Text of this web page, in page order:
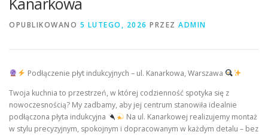
OPUBLIKOWANO 5 LUTEGO, 2026 PRZEZ ADMIN
Podłączenie płyt indukcyjnych – ul. Kanarkowa, Warszawa
Twoja kuchnia to przestrzeń, w której codzienność spotyka się z
nowoczesnością? My zadbamy, aby jej centrum stanowiła idealnie
podłączona płyta indukcyjna
Na ul. Kanarkowej realizujemy montaż
w stylu precyzyjnym, spokojnym i dopracowanym w każdym detalu – bez